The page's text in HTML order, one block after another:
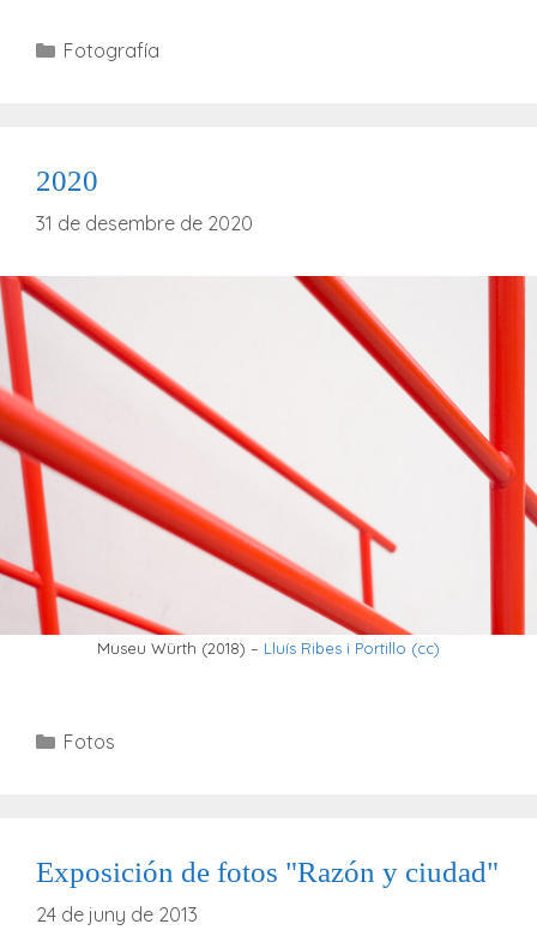
Categories
Fotografía
2020
31 de desembre de 2020
Museu Würth (2018) – Lluís Ribes i Portillo (cc)
Categories
Fotos
Exposición de fotos "Razón y ciudad"
24 de juny de 2013